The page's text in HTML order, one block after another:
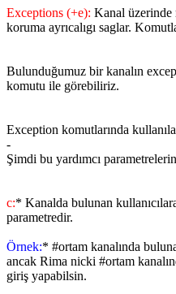
Exceptions (+e): Kanal üzerinde
koruma ayrıcalıgı saglar.
Bulunduğumuz bir kanalın
komutu ile görebiliriz.
Exception komutlarında
-
Şimdi bu yardımcı
c:* Kanalda bulunan
parametredir.
Örnek:* #ortam kanalında
ancak Rima nicki #ortam
giriş yapabilsin.